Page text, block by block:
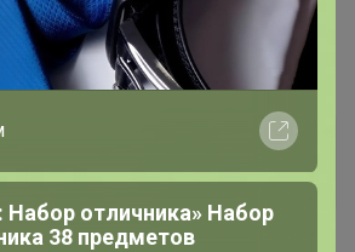
500!!!
СП
Набор отличника» Набор
38 предметов